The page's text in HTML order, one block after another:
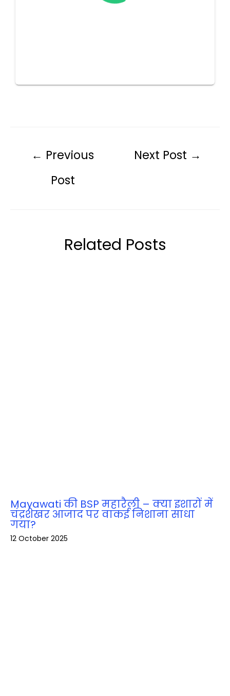
← Previous
Post
Next Post →
Related Posts
Mayawati की BSP महारैली – क्या इशारों में
चंद्रशेखर आजाद पर वाकई निशाना साधा
गया?
12 October 2025